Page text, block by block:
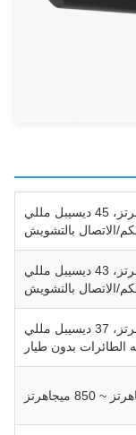
2400 ميجاهرتز ~ 2500 ميجاهرتز، 45 ديسيبل مللي
الاتصال بالتشويش
5700 ميجاهرتز ~ 5900 ميجاهرتز، 43 ديسيبل مللي
الاتصال بالتشويش
1550 ميجاهرتز ~ 1625 ميجاهرتز، 37 ديسيبل مللي
الطائرات بدون طيار